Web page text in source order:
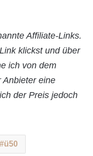
Affiliate-Links.
klickst und über
ich von dem
Anbieter eine
der Preis jedoch
ü50